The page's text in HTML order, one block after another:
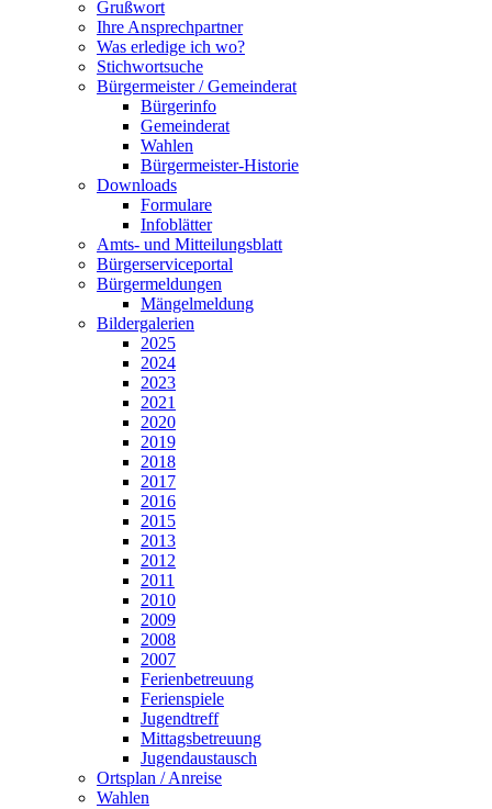
Grußwort
Ihre Ansprechpartner
Was erledige ich wo?
Stichwortsuche
Bürgermeister / Gemeinderat
Bürgerinfo
Gemeinderat
Wahlen
Bürgermeister-Historie
Downloads
Formulare
Infoblätter
Amts- und Mitteilungsblatt
Bürgerserviceportal
Bürgermeldungen
Mängelmeldung
Bildergalerien
2025
2024
2023
2021
2020
2019
2018
2017
2016
2015
2013
2012
2011
2010
2009
2008
2007
Ferienbetreuung
Ferienspiele
Jugendtreff
Mittagsbetreuung
Jugendaustausch
Ortsplan / Anreise
Wahlen